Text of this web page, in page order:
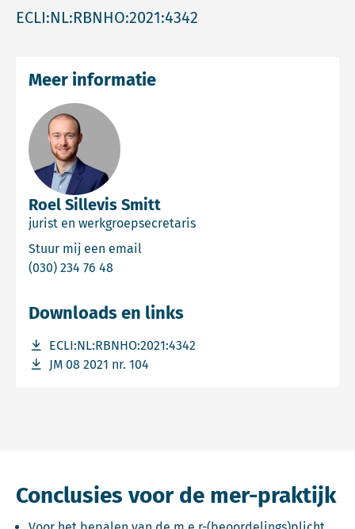
ECLI:NL:RBNHO:2021:4342
Roel Sillevis Smitt
jurist en werkgroepsecretaris
Stuur mij een email
(030) 234 76 48
Meer informatie
Downloads en links
ECLI:NL:RBNHO:2021:4342
Download bestand ECLI:NL:RBNHO:2021:4342
JM 08 2021 nr. 104
Download bestand JM 08 2021 nr. 104
Conclusies voor de mer-praktijk